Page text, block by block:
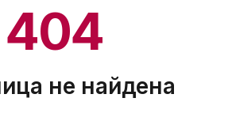
404
не найдена